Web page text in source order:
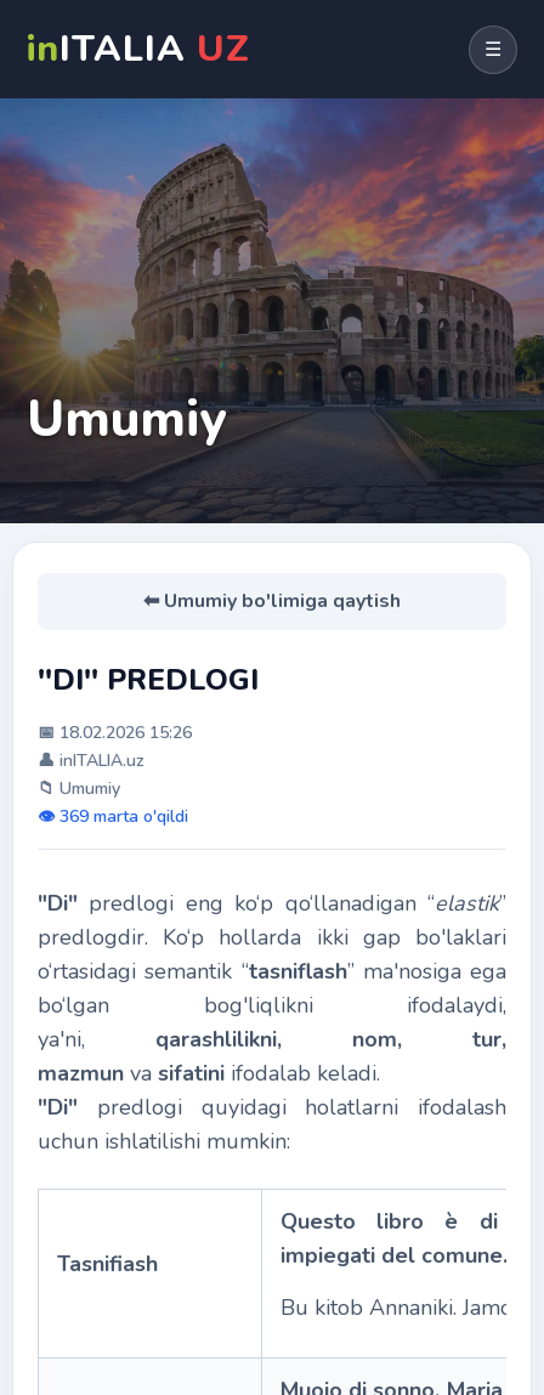
inITALIA UZ ☰
Umumiy
⬅ Umumiy bo'limiga qaytish
''DI'' PREDLOGI
📅 18.02.2026 15:26
👤 inITALIA.uz
📁 Umumiy
👁️ 369 marta o'qildi
"Di" predlogi eng ko‘p qo‘llanadigan “elastik”
predlogdir. Ko‘p hollarda ikki gap bo'laklari
o‘rtasidagi semantik “tasniflash” ma'nosiga ega
bo‘lgan bog'liqlikni ifodalaydi,
уa'ni, qarashlilikni, nom, tur,
mazmun va sifatini ifodalab keladi.
"Di" predlogi quyidagi holatlarni ifodalash
uchun ishlatilishi mumkin:
Tasnifiash
Questo libro è di
impiegati del comune.
Bu kitob Annaniki. Jamoat